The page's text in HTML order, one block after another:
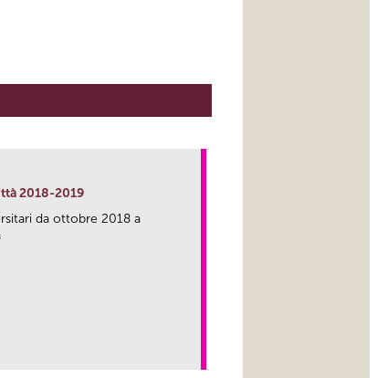
2018-2019
da ottobre 2018 a